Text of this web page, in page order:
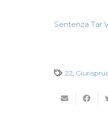
Sentenza Tar
22